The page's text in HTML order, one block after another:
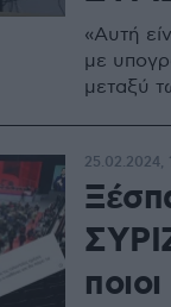
«Αυτή
με
μεταξύ
25.02.2024,